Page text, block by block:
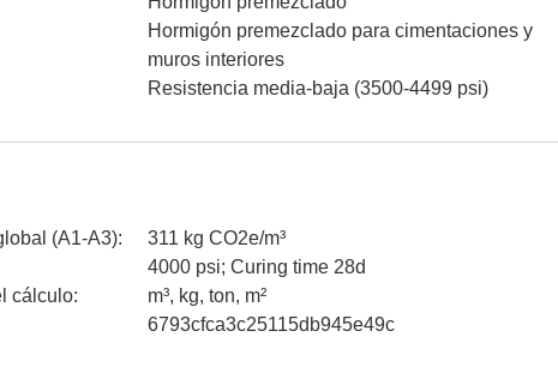
Hormigón premezclado para cimentaciones y
muros interiores
Resistencia media-baja (3500-4499 psi)
(A1-A3):
311 kg CO2e/m³
4000 psi; Curing time 28d
cálculo:
m³, kg, ton, m²
6793cfca3c25115db945e49c